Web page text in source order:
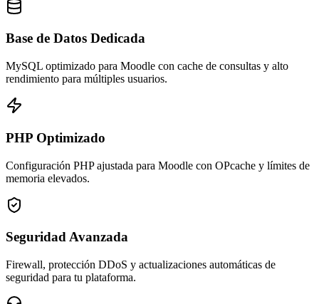
Base de Datos Dedicada
MySQL optimizado para Moodle con cache de consultas y alto
rendimiento para múltiples usuarios.
PHP Optimizado
Configuración PHP ajustada para Moodle con OPcache y límites de
memoria elevados.
Seguridad Avanzada
Firewall, protección DDoS y actualizaciones automáticas de
seguridad para tu plataforma.